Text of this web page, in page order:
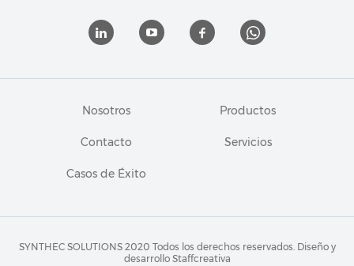
Nosotros Productos
Contacto Servicios
Casos de Éxito
SYNTHEC SOLUTIONS 2020 Todos los derechos reservados. Diseño y
desarrollo Staffcreativa